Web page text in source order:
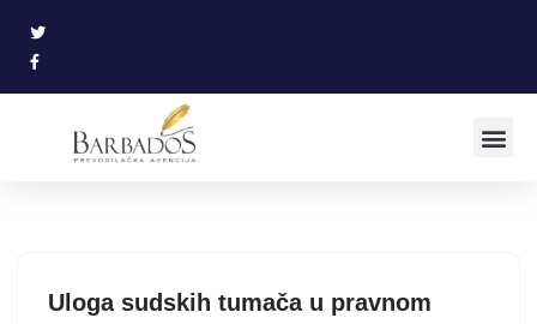
Skip
to
Uloga sudskih tumača u pravnom